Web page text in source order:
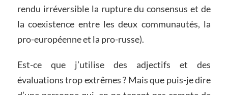
rendu irréversible la rupture du consensus et de
la coexistence entre les deux communautés, la
pro-européenne et la pro-russe).
Est-ce que j’utilise des adjectifs et des
évaluations trop extrêmes ? Mais que puis-je dire